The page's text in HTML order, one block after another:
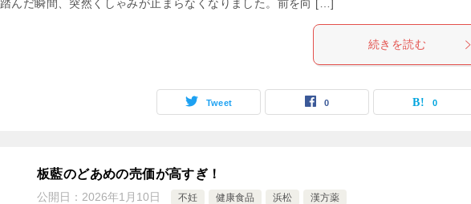
踏んだ瞬間、突然くしゃみが止まらなくなりました。前を向 […]
続きを読む
Tweet 0 0
板藍のどあめの売価が高すぎ！
公開日： 2026年1月10日 不妊 健康食品 浜松 漢方薬